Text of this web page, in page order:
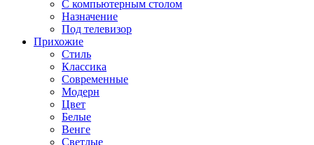
С компьютерным столом
Назначение
Под телевизор
Прихожие
Стиль
Классика
Современные
Модерн
Цвет
Белые
Венге
Светлые